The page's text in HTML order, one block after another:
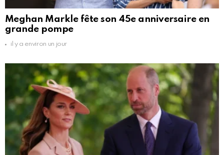
Meghan Markle fête son 45e anniversaire en
grande pompe
il y a environ un jour